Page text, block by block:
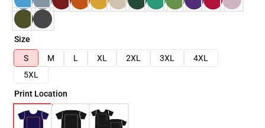
Size
S
M L XL 2XL 3XL
4XL
5XL
Print Location